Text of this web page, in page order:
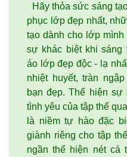
Hãy thỏa sức sáng
phục lớp đẹp nhất,
tạo dành cho lớp
sự khác biệt khi sáng
áo lớp đẹp độc - lạ
nhiệt huyết, tràn
bạn đẹp. Thể hiện sự
tình yêu của tập thể
là niềm tự hào đặc
giành riêng cho tập
ngần thể hiện nét cá